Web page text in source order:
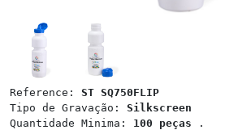
Reference: ST SQ750FLIP
Tipo de Gravação: Silkscreen
Quantidade Minima: 100 peças .